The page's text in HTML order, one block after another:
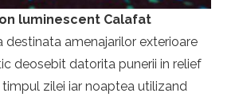
luminescent Calafat
destinata amenajarilor exterioare
deosebit datorita punerii in relief
zilei iar noaptea utilizand